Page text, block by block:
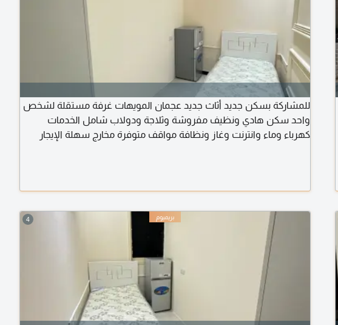
للمشاركة بسكن جديد أثاث جديد عجمان المويهات غرفة مستقلة لشخص
واحد سكن هادي ونظيف مفروشة وثلاجة ودولاب شامل الخدمات
كهرباء وماء وانترنت وغاز ونظافة مواقف متوفرة مخارج سهلة الإيجار
4